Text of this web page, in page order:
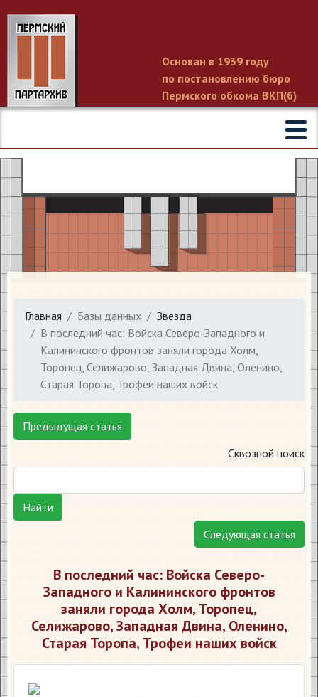
Основан в 1939 году
по постановлению бюро
Пермского обкома ВКП(б)
Главная Базы данных
Звезда
В последний час: Войска Северо-Западного и
Калининского фронтов заняли города Холм,
Торопец, Селижарово, Западная Двина, Оленино,
Старая Торопа, Трофеи наших войск
Предыдущая статья
Сквозной поиск
Найти
Следующая статья
В последний час: Войска Северо-
Западного и Калининского фронтов
заняли города Холм, Торопец,
Селижарово, Западная Двина, Оленино,
Старая Торопа, Трофеи наших войск